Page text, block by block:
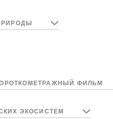
ФИЛЬМ
ЭКОСИСТЕМ